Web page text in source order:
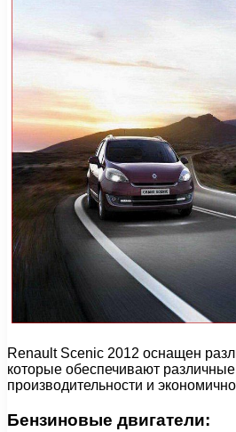
Renault Scenic 2012 оснащен
которые обеспечивают
производительности и
Бензиновые двигатели: